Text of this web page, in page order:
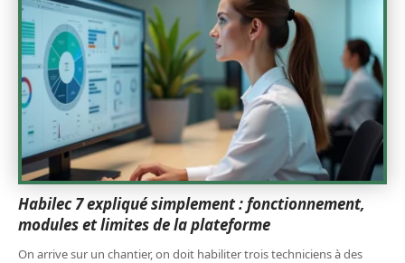
Habilec 7 expliqué simplement : fonctionnement,
modules et limites de la plateforme
On arrive sur un chantier, on doit habiliter trois techniciens à des